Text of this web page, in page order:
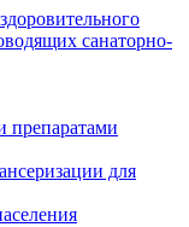
санаторно-
препаратами
для